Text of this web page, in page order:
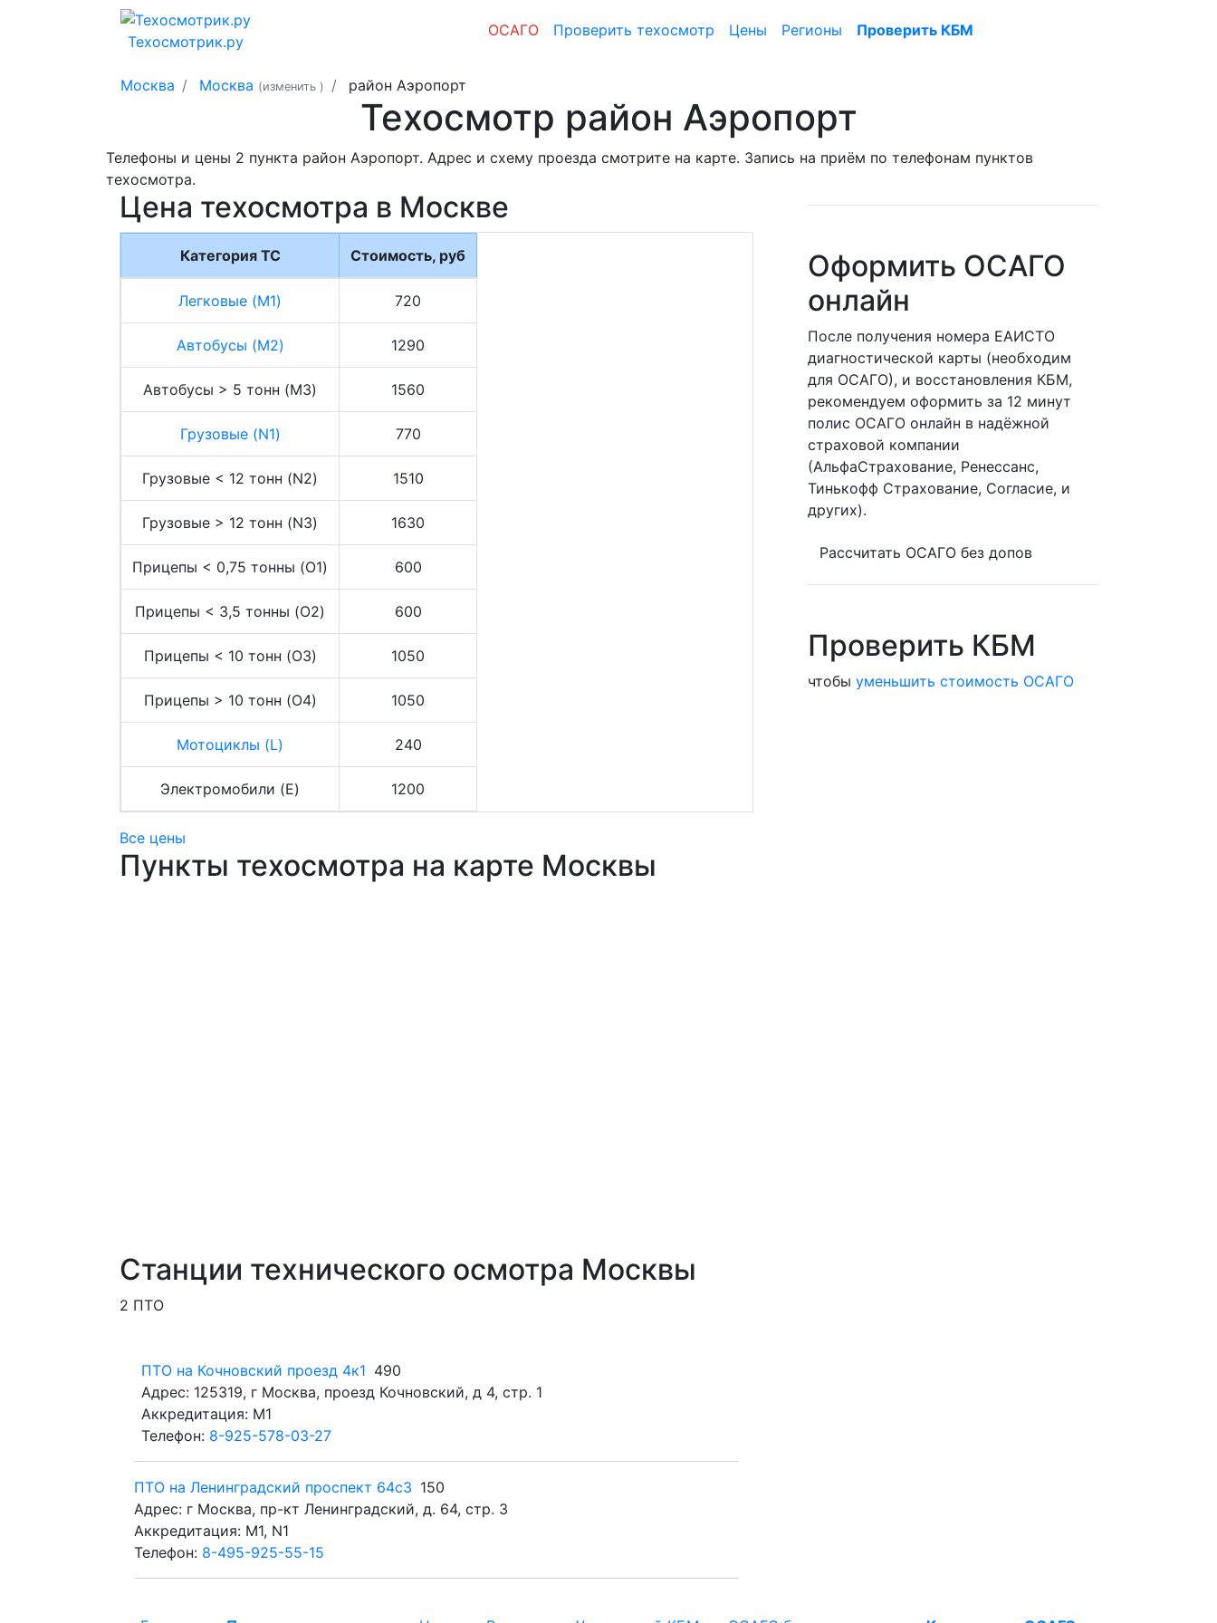
Техосмотрик.ру
ОСАГО Проверить техосмотр Цены Регионы Проверить КБМ
Москва Москва (изменить ) район Аэропорт
Техосмотр район Аэропорт
Телефоны и цены 2 пункта район Аэропорт. Адрес и схему проезда смотрите на карте. Запись на приём по телефонам пунктов
техосмотра.
Цена техосмотра в Москве
Категория ТС Стоимость, руб
Легковые (M1) 720
Автобусы (M2) 1290
Автобусы > 5 тонн (M3) 1560
Грузовые (N1) 770
Грузовые < 12 тонн (N2) 1510
Грузовые > 12 тонн (N3) 1630
Прицепы < 0,75 тонны (O1) 600
Прицепы < 3,5 тонны (O2) 600
Прицепы < 10 тонн (O3) 1050
Прицепы > 10 тонн (O4) 1050
Мотоциклы (L) 240
Электромобили (E) 1200
Все цены
Пункты техосмотра на карте Москвы
Станции технического осмотра Москвы
2 ПТО
ПТО на Кочновский проезд 4к1 490
Адрес: 125319, г Москва, проезд Кочновский, д 4, стр. 1
Аккредитация: M1
Телефон: 8-925-578-03-27
ПТО на Ленинградский проспект 64с3 150
Адрес: г Москва, пр-кт Ленинградский, д. 64, стр. 3
Аккредитация: M1, N1
Телефон: 8-495-925-55-15
Оформить ОСАГО
онлайн
После получения номера ЕАИСТО
диагностической карты (необходим
для ОСАГО), и восстановления КБМ,
рекомендуем оформить за 12 минут
полис ОСАГО онлайн в надёжной
страховой компании
(АльфаСтрахование, Ренессанс,
Тинькофф Страхование, Согласие, и
других).
Рассчитать ОСАГО без допов
Проверить КБМ
чтобы уменьшить стоимость ОСАГО